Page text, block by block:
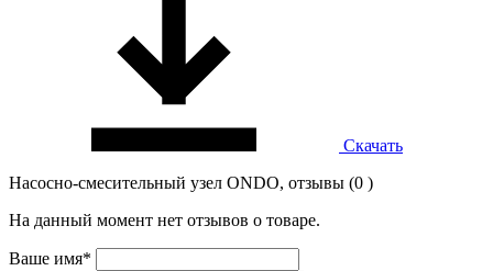
Скачать
Насосно-смесительный узел ONDO, отзывы (0 )
На данный момент нет отзывов о товаре.
Ваше имя*